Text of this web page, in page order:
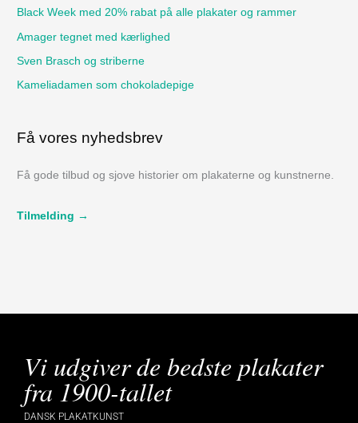
r
:
Black Week med 20% rabat på alle plakater og rammer
Amager tegnet med kærlighed
Sven Brasch og striberne
Kameliadamen som chokoladepige
Få vores nyhedsbrev
Få gode tilbud og sjove historier om plakaterne og kunstnerne.
Tilmelding →
Vi udgiver de bedste plakater
fra 1900-tallet
DANSK PLAKATKUNST